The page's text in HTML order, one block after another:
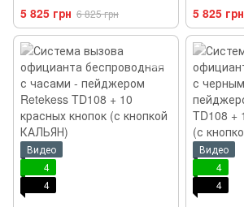
5 825 грн 6 825 грн 5 825 грн
Видео
4
4
Видео
4
4